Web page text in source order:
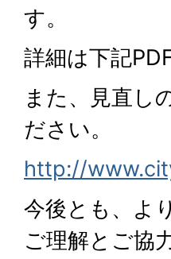
す。
詳細は下記
また、見直し
ださい。
http://
今後とも、よ
ご理解とご協